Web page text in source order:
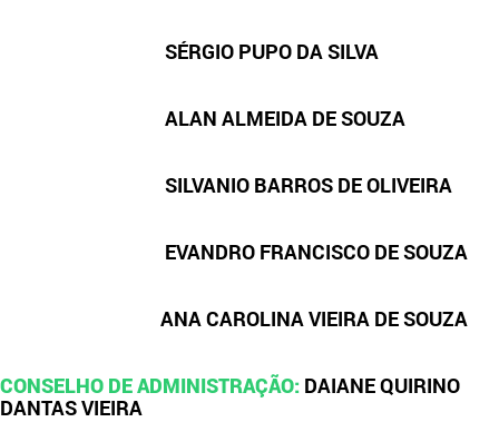
SÉRGIO PUPO DA SILVA
ALAN ALMEIDA DE SOUZA
SILVANIO BARROS DE OLIVEIRA
EVANDRO FRANCISCO DE SOUZA
ANA CAROLINA VIEIRA DE SOUZA
CONSELHO DE ADMINISTRAÇÃO: DAIANE QUIRINO
DANTAS VIEIRA